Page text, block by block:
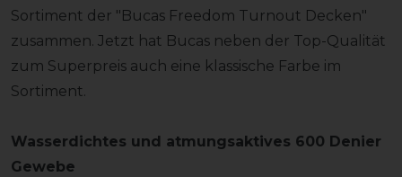
Sortiment der "Bucas Freedom Turnout Decken"
zusammen. Jetzt hat Bucas neben der Top-Qualität
zum Superpreis auch eine klassische Farbe im
Sortiment.
Wasserdichtes und atmungsaktives 600 Denier
Gewebe